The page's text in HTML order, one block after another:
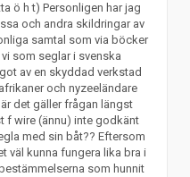
ö h t) Personligen har jag
och andra skildringar av
samtal som via böcker
som seglar i svenska
av en skyddad verkstad
och nyzeeländare
det gäller frågan längst
f wire (ännu) inte godkänt
med sin båt?? Eftersom
väl kunna fungera lika bra i
som hunnit